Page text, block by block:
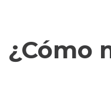
¿Cómo